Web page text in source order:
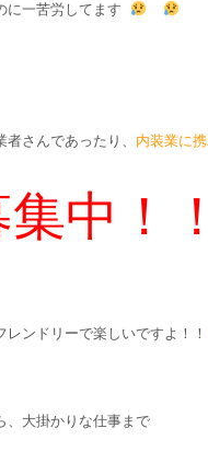
に一苦労してます
さんであったり、 内装業に
集中！
レンドリーで楽しいですよ！！
、大掛かりな仕事まで